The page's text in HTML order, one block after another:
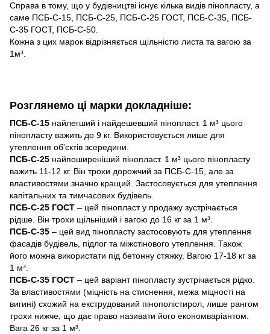
Справа в тому, що у будівництві існує кілька видів пінопласту, а
саме ПСБ-С-15, ПСБ-С-25, ПСБ-С-25 ГОСТ, ПСБ-С-35, ПСБ-
С-35 ГОСТ, ПСБ-С-50.
Кожна з цих марок відрізняється щільністю листа та вагою за
1м³.
Розглянемо ці марки докладніше:
ПСБ-С-15 найлегший і найдешевший пінопласт. 1 м³ цього
пінопласту важить до 9 кг. Використовується лише для
утеплення об'єктів зсередини.
ПСБ-С-25 найпоширеніший пінопласт. 1 м³ цього пінопласту
важить 11-12 кг. Він трохи дорожчий за ПСБ-С-15, але за
властивостями значно кращий. Застосовується для утеплення
капітальних та тимчасових будівель.
ПСБ-С-25 ГОСТ – цей пінопласт у продажу зустрічається
рідше. Він трохи щільніший і вагою до 16 кг за 1 м³.
ПСБ-С-35 – цей вид пінопласту застосовують для утеплення
фасадів будівель, підлог та міжстінового утеплення. Також
його можна використати під бетонну стяжку. Вагою 17-18 кг за
1 м³.
ПСБ-С-35 ГОСТ – цей варіант пінопласту зустрічається рідко.
За властивостями (міцність на стиснення, межа міцності на
вигині) схожий на екструдований пінополістирол, лише рангом
трохи нижче, що дає право називати його економваріантом.
Вага 26 кг за 1 м³.